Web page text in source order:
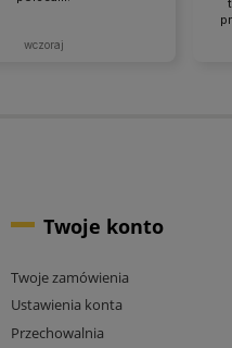
wczoraj
Twoje konto
Twoje zamówienia
Ustawienia konta
Przechowalnia